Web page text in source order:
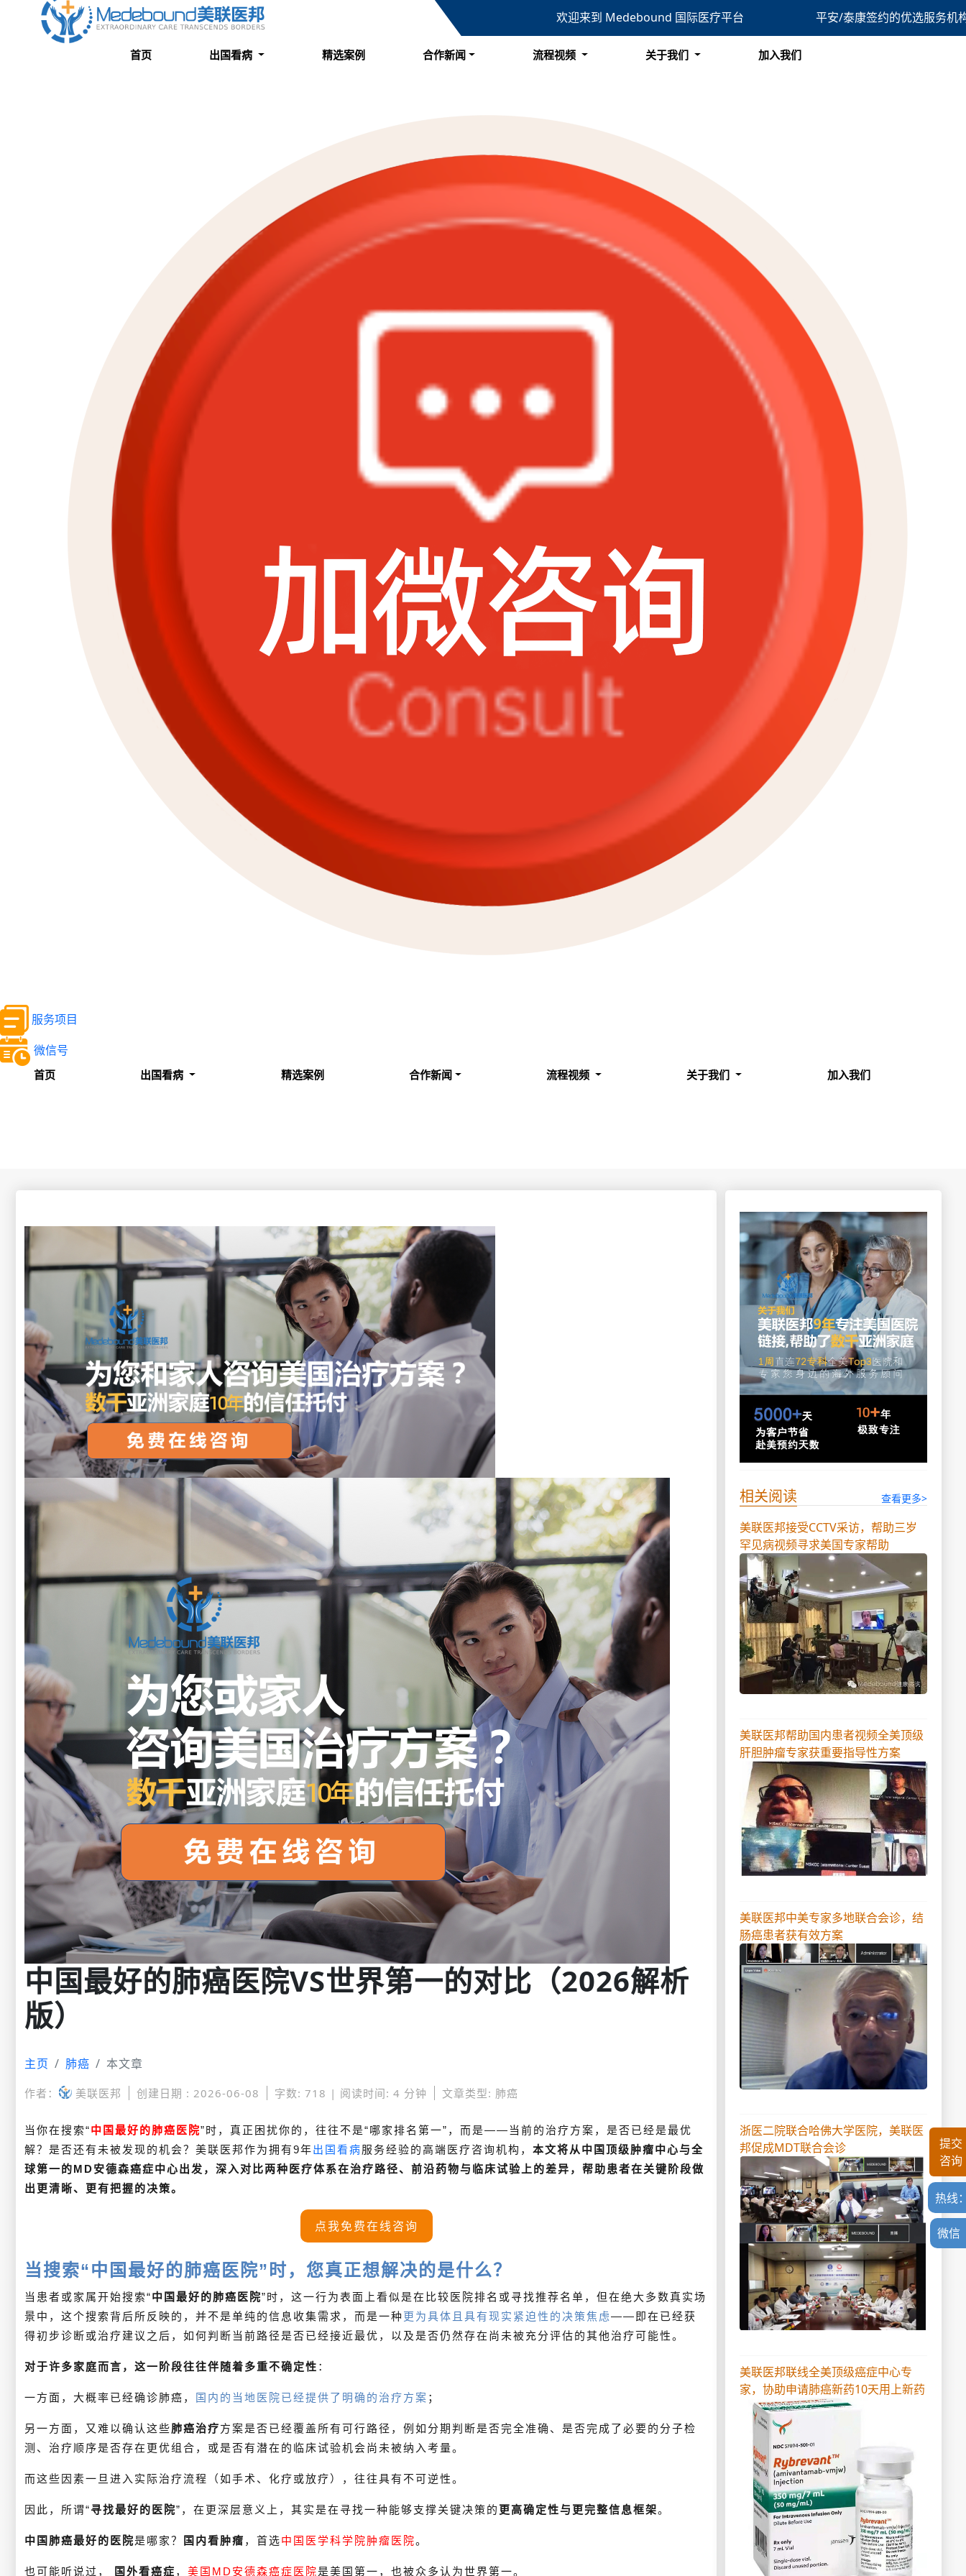
关于我们
成功案例
服务项目
微信号
欢迎来到 Medebound 国际医疗平台 平安/泰康签约的优选服务机
首页 出国看病 精选案例 合作新闻 流程视频 关于我们 加入我们
首页 出国看病 精选案例 合作新闻 流程视频 关于我们 加入我们
中国最好的肺癌医院VS世界第一的对比（2026解析
版）
主页 肺癌 本文章
作者： 美联医邦 创建日期 : 2026-06-08 字数: 718 | 阅读时间: 4 分钟 文章类型: 肺癌
当你在搜索“中国最好的肺癌医院”时，真正困扰你的，往往不是“哪家排名第一”，而是——当前的治疗方案，是否已经是最优
解？是否还有未被发现的机会？ 美联医邦作为拥有9年出国看病服务经验的高端医疗咨询机构， 本文将从中国顶级肿瘤中心与全
球第一的MD安德森癌症中心出发，深入对比两种医疗体系在治疗路径、前沿药物与临床试验上的差异，帮助患者在关键阶段做
出更清晰、更有把握的决策。
点我免费在线咨询
当搜索“中国最好的肺癌医院”时，您真正想解决的是什么？
当患者或家属开始搜索“中国最好的肺癌医院”时，这一行为表面上看似是在比较医院排名或寻找推荐名单，但在绝大多数真实场
景中，这个搜索背后所反映的，并不是单纯的信息收集需求，而是一种 更为具体且具有现实紧迫性的决策焦虑——即在已经获
得初步诊断或治疗建议之后，如何判断当前路径是否已经接近最优，以及是否仍然存在尚未被充分评估的其他治疗可能性。
对于许多家庭而言，这一阶段往往伴随着多重不确定性 ：
一方面，大概率已经确诊肺癌， 国内的当地医院已经提供了明确的治疗方案 ；
另一方面，又难以确认这些肺癌治疗方案是否已经覆盖所有可行路径，例如分期判断是否完全准确、是否完成了必要的分子检
测、治疗顺序是否存在更优组合，或是否有潜在的临床试验机会尚未被纳入考量。
而这些因素一旦进入实际治疗流程（如手术、化疗或放疗），往往具有不可逆性。
因此，所谓“寻找最好的医院”，在更深层意义上，其实是在寻找一种能够支撑关键决策的 更高确定性与更完整信息框架。
中国肺癌最好的医院是哪家？ 国内看肿瘤 ，首选中国医学科学院肿瘤医院。
也可能听说过， 国外看癌症 ， 美国MD安德森癌症医院是美国第一，也被众多认为世界第一。
相关阅读 查看更多>
美联医邦接受CCTV采访，帮助三岁
罕见病视频寻求美国专家帮助
美联医邦帮助国内患者视频全美顶级
肝胆肿瘤专家获重要指导性方案
美联医邦中美专家多地联合会诊，结
肠癌患者获有效方案
浙医二院联合哈佛大学医院，美联医
邦促成MDT联合会诊
美联医邦联线全美顶级癌症中心专
家，协助申请肺癌新药10天用上新药
热线
微信
提交
咨询